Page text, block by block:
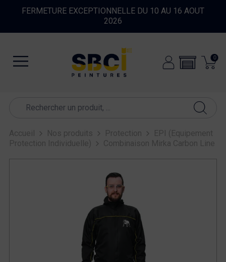
FERMETURE EXCEPTIONNELLE DU 10 AU 16 AOUT
2026
0
Accueil Nos produits Protection
EPI (Equipement
Protection Individuelle)
Combinaison Mirka Carbon Line